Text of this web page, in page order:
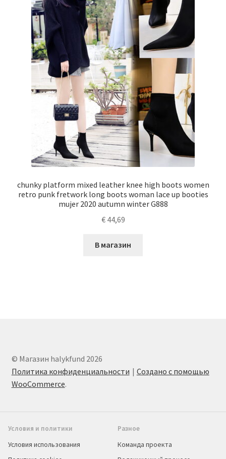
chunky platform mixed leather knee high boots women
retro punk fretwork long boots woman lace up booties
mujer 2020 autumn winter G888
€44,69
В магазин
© Магазин halykfund 2026
Политика конфиденциальности
Создано с помощью
WooCommerce.
Условия и политики
Условия использования
Разное
Команда проекта